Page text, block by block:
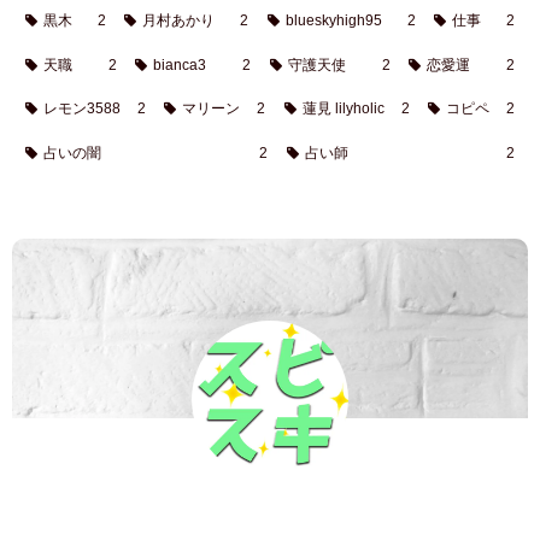
黒木 2 月村あかり 2 blueskyhigh95 2 仕事 2
天職 2 bianca3 2 守護天使 2 恋愛運 2
レモン3588 2 マリーン 2 蓮見 lilyholic 2 コピペ 2
占いの闇 2 占い師 2